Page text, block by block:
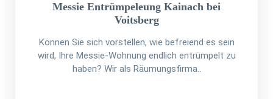
Messie Entrümpeleung Kainach bei
Voitsberg
Können Sie sich vorstellen, wie befreiend es sein
wird, Ihre Messie-Wohnung endlich entrümpelt zu
haben? Wir als Räumungsfirma..